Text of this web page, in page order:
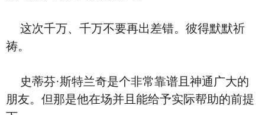
这次千万、千万不要再出差错。彼得默默祈
祷。
史蒂芬·斯特兰奇是个非常靠谱且神通广大的
朋友。但那是他在场并且能给予实际帮助的前提